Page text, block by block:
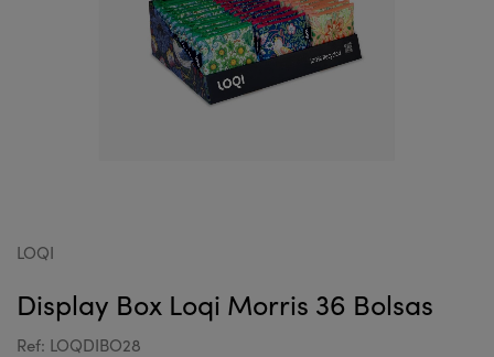
LOQI
Display Box Loqi Morris 36 Bolsas
Ref: LOQDIBO28